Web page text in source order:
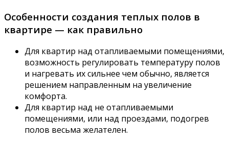
Особенности создания теплых полов в
квартире — как правильно
Для квартир над отапливаемыми помещениями,
возможность регулировать температуру полов
и нагревать их сильнее чем обычно, является
решением направленным на увеличение
комфорта.
Для квартир над не отапливаемыми
помещениями, или над проездами, подогрев
полов весьма желателен.